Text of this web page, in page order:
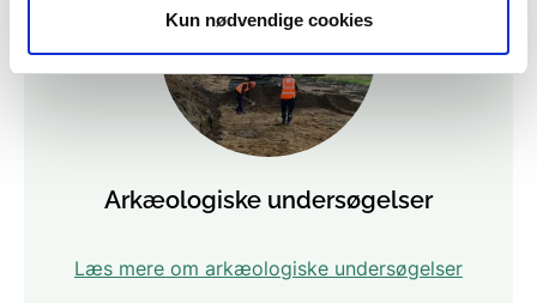
Kun nødvendige cookies
Arkæologiske undersøgelser
Læs mere om arkæologiske undersøgelser